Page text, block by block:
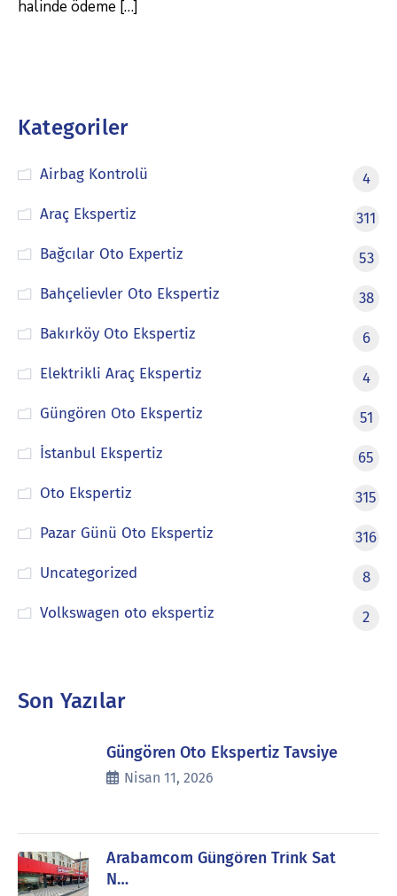
halinde ödeme […]
Kategoriler
Airbag Kontrolü
4
Araç Ekspertiz
311
Bağcılar Oto Expertiz
53
Bahçelievler Oto Ekspertiz
38
Bakırköy Oto Ekspertiz
6
Elektrikli Araç Ekspertiz
4
Güngören Oto Ekspertiz
51
İstanbul Ekspertiz
65
Oto Ekspertiz
315
Pazar Günü Oto Ekspertiz
316
Uncategorized
8
Volkswagen oto ekspertiz
2
Son Yazılar
Güngören Oto Ekspertiz Tavsiye
Nisan 11, 2026
Arabamcom Güngören Trink Sat
N…